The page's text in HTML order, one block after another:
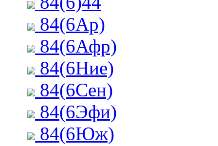
84(6Ар)
84(6Афр)
84(6Ние)
84(6Сен)
84(6Эфи)
84(6Юж)